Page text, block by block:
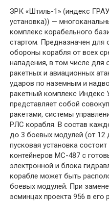
ЗРК «Штиль-1» (индекс
установка)) —
комплекс корабельного
стартом. Предназначен для
обороны корабля от всех
нападения, в том числе для
ракетных и авиационных
ударов по наземным и
ракетный комплекс
представляет собой
ракетами, системы
РЛС корабля. В состав
до 3 боевых модулей (от 12
пусковая установка
контейнеров МС-487 с
электронной и блока
корабле может быть
боевых модулей. При
эсминцах проекта 956 в его